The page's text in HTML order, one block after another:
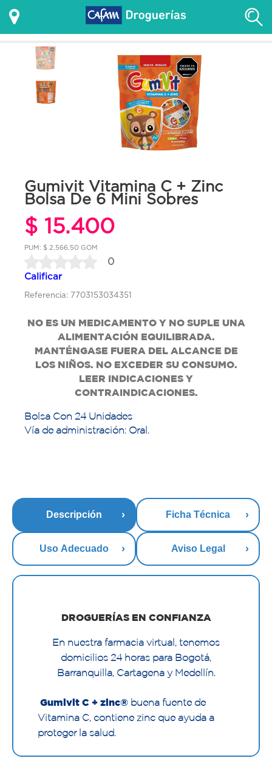
Gumivit Vitamina C + Zinc
Bolsa De 6 Mini Sobres
$ 15.400
PUM: $ 2,566.50 GOM
0
Calificar
Referencia: 7703153034351
NO ES UN MEDICAMENTO Y NO SUPLE UNA
ALIMENTACIÓN EQUILIBRADA.
MANTÉNGASE FUERA DEL ALCANCE DE
LOS NIÑOS. NO EXCEDER SU CONSUMO.
LEER INDICACIONES Y
CONTRAINDICACIONES.
Bolsa Con 24 Unidades
Vía de administración: Oral.
Descripción Ficha Técnica
Uso Adecuado Aviso Legal
DROGUERÍAS EN CONFIANZA
En nuestra farmacia virtual, tenemos
domicilios 24 horas para Bogotá,
Barranquilla, Cartagena y Medellín.
Gumivit C + zinc® buena fuente de
Vitamina C, contiene zinc que ayuda a
proteger la salud.